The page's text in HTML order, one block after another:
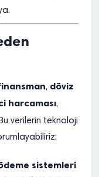
, döviz
harcaması,
verilerin teknoloji
sistemleri